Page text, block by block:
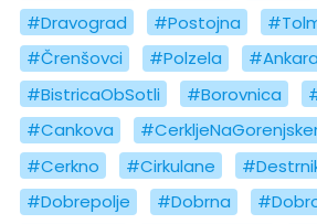
#Dravograd
#Postojna
#Črenšovci
#Polzela
#BistricaObSotli
#Borovnica
#Cankova
#Cerkno
#Cirkulane
#Dobrepolje
#Dobrna